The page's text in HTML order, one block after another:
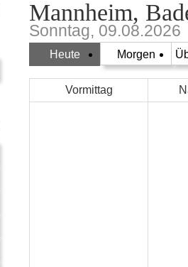
Mannheim,
Sonntag, 09.08.2026
Heute Morgen
Vormittag